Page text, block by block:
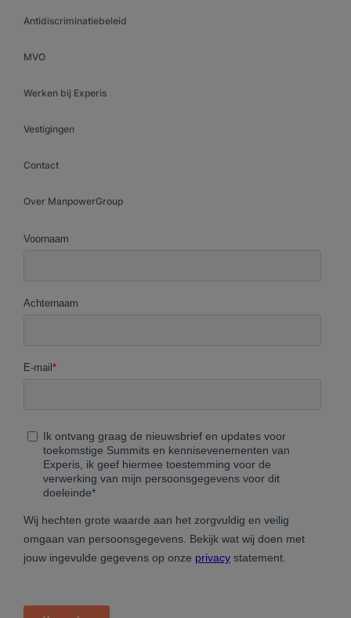
Antidiscriminatiebeleid
MVO
Werken bij Experis
Vestigingen
Contact
Over ManpowerGroup